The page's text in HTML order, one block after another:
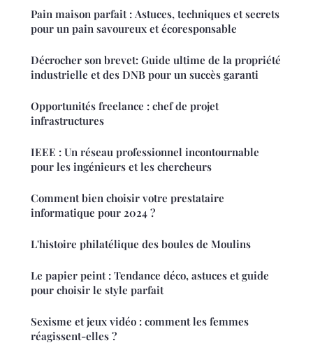
Pain maison parfait : Astuces, techniques et secrets
pour un pain savoureux et écoresponsable
Décrocher son brevet: Guide ultime de la propriété
industrielle et des DNB pour un succès garanti
Opportunités freelance : chef de projet
infrastructures
IEEE : Un réseau professionnel incontournable
pour les ingénieurs et les chercheurs
Comment bien choisir votre prestataire
informatique pour 2024 ?
L'histoire philatélique des boules de Moulins
Le papier peint : Tendance déco, astuces et guide
pour choisir le style parfait
Sexisme et jeux vidéo : comment les femmes
réagissent-elles ?